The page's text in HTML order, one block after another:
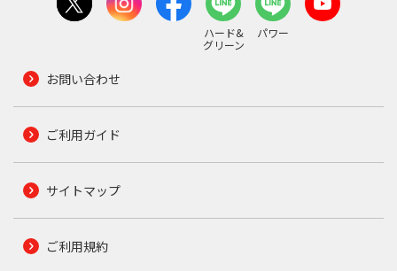
ハード&
グリーン
パワー
お問い合わせ
ご利用ガイド
サイトマップ
ご利用規約